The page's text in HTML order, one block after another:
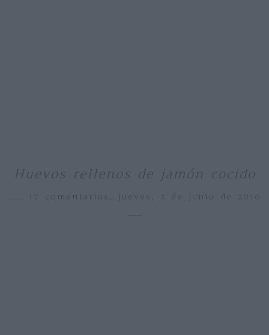
Huevos rellenos de jamón cocido
17 comentarios, jueves, 2 de junio de 2016